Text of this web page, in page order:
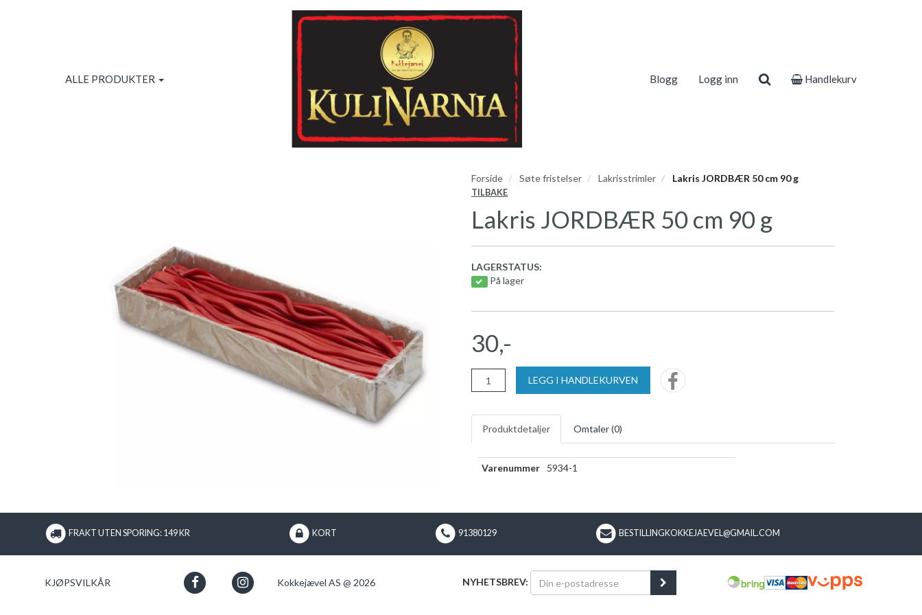
ALLE PRODUKTER Blogg Logg inn Handlekurv
Forside Søte fristelser Lakrisstrimler Lakris JORDBÆR 50 cm 90 g
TILBAKE
Lakris JORDBÆR 50 cm 90 g
LAGERSTATUS:
På lager
30,-
LEGG I HANDLEKURVEN
Produktdetaljer Omtaler (0)
Varenummer 5934-1
FRAKT UTEN SPORING: 149 KR KORT 91380129 BESTILLINGKOKKEJAEVEL@GMAIL.COM
KJØPSVILKÅR Kokkejævel AS @ 2026 NYHETSBREV: